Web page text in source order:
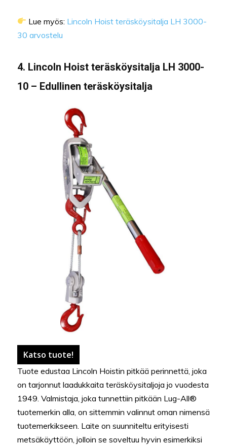
Lue myös: Lincoln Hoist teräsköysitalja LH 3000-
30 arvostelu
4. Lincoln Hoist teräsköysitalja LH 3000-
10 – Edullinen teräsköysitalja
Katso tuote!
Tuote edustaa Lincoln Hoistin pitkää perinnettä, joka
on tarjonnut laadukkaita teräsköysitaljoja jo vuodesta
1949. Valmistaja, joka tunnettiin pitkään Lug-All®
tuotemerkin alla, on sittemmin valinnut oman nimensä
tuotemerkikseen. Laite on suunniteltu erityisesti
metsäkäyttöön, jolloin se soveltuu hyvin esimerkiksi